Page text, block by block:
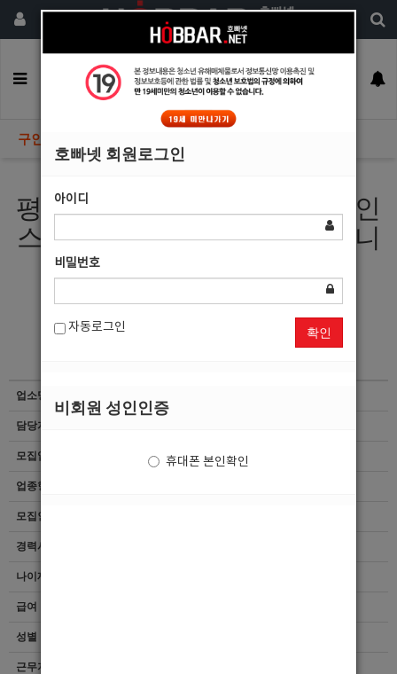
광고안내 이력서등록
구인정보
평택 송탄 지역 1등 평택호빠 인
스타에서 식구들을 모집해 봅니
업소명
담당자
모집업종
업종형태
모집인원
경력사항
나이제한
급여
성별
근무지역
호빠넷 회원로그인
아이디
비밀번호
자동로그인 확인
비회원 성인인증
휴대폰 본인확인